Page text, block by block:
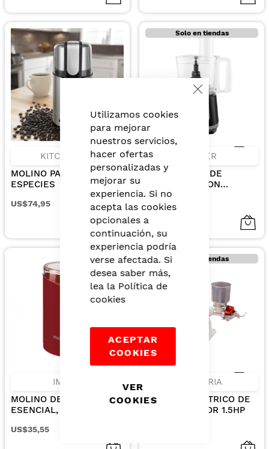
Close
Cookie
Bar
Utilizamos cookies
para mejorar
nuestros servicios,
hacer ofertas
personalizadas y
mejorar su
experiencia. Si no
acepta las cookies
opcionales a
continuación, su
experiencia podría
verse afectada. Si
desea saber más,
lea la Política de
cookies
ACEPTAR
COOKIES
VER
COOKIES
KITCHENAID
MOLINO PARA CAFE Y
ESPECIES
US$74,95
Solo en tiendas
OSTER
PROCESADOR DE
ALIMENTOS CON
CAPACIDAD DE 10 TAZAS
2VEL. 500 WATTS
US$96,95
IMUSA
MOLINO DE CAFE
ESENCIAL, 200W
US$35,55
Solo en tiendas
VICTORIA
MOLINO ELECTRICO DE
GRANOS MOTOR 1.5HP